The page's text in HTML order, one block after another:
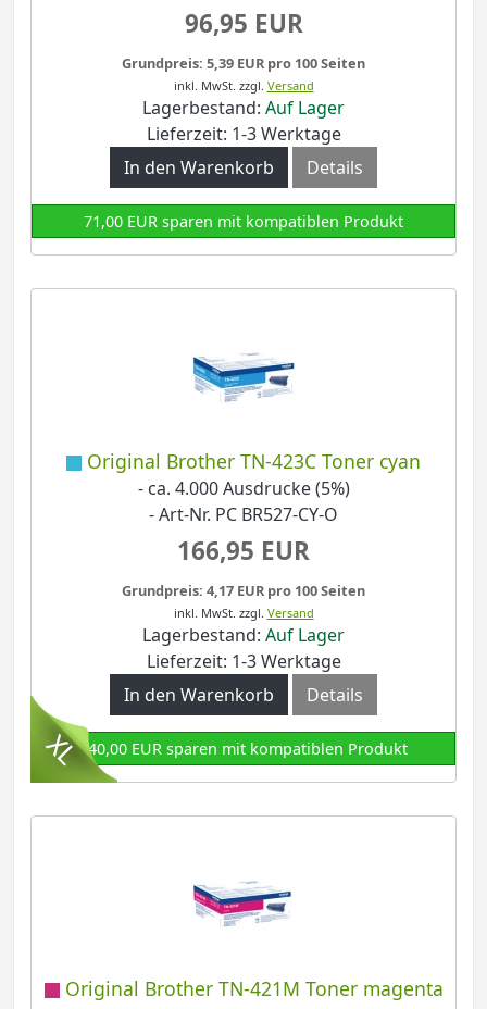
96,95 EUR
Grundpreis: 5,39 EUR pro 100 Seiten
inkl. MwSt. zzgl. Versand
Lagerbestand: Auf Lager
Lieferzeit: 1-3 Werktage
In den Warenkorb
Details
71,00 EUR sparen mit kompatiblen Produkt
Original Brother TN-423C Toner cyan
- ca. 4.000 Ausdrucke (5%)
- Art-Nr. PC BR527-CY-O
166,95 EUR
Grundpreis: 4,17 EUR pro 100 Seiten
inkl. MwSt. zzgl. Versand
Lagerbestand: Auf Lager
Lieferzeit: 1-3 Werktage
In den Warenkorb
Details
140,00 EUR sparen mit kompatiblen Produkt
Original Brother TN-421M Toner magenta